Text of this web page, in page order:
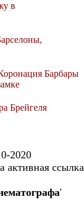
в
Барбары
Брейгеля
2020
активная ссылка
'